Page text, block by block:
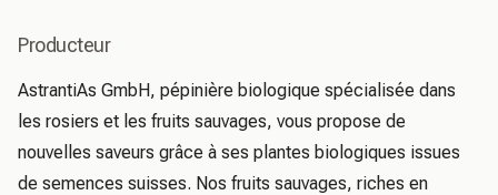
Producteur
AstrantiAs GmbH, pépinière biologique spécialisée dans
les rosiers et les fruits sauvages, vous propose de
nouvelles saveurs grâce à ses plantes biologiques issues
de semences suisses. Nos fruits sauvages, riches en